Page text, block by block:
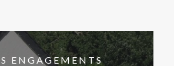
ENGAGEMENTS